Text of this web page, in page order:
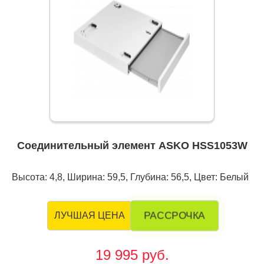
Соединительный элемент ASKO HSS1053W
Высота: 4,8, Ширина: 59,5, Глубина: 56,5, Цвет: Белый
ЛУЧШАЯ ЦЕНА РАССРОЧКА
19 995 руб.